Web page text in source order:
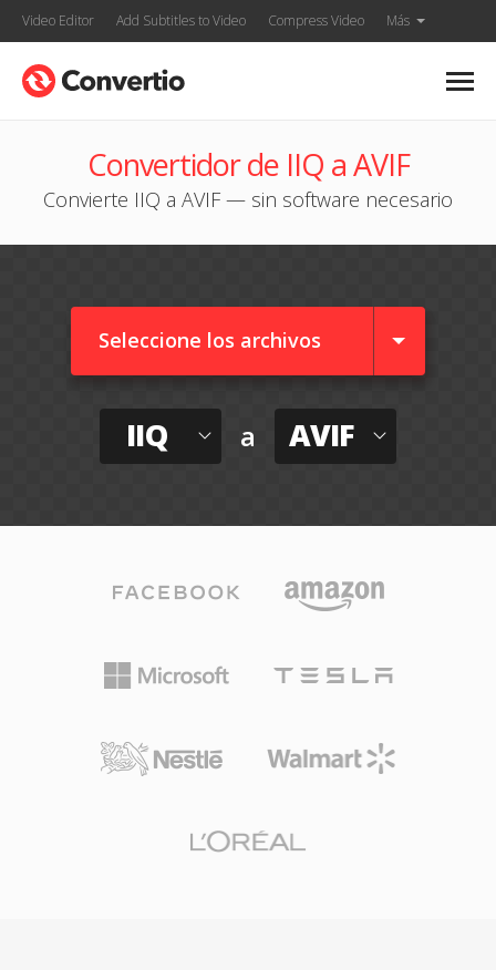
Video Editor Add Subtitles to Video Compress Video Más
Convertidor de IIQ a AVIF
Convierte IIQ a AVIF — sin software necesario
Seleccione los archivos
IIQ a AVIF